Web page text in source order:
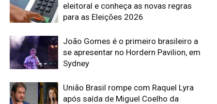
eleitoral e conheça as novas regras
para as Eleições 2026
João Gomes é o primeiro brasileiro a
se apresentar no Hordern Pavilion, em
Sydney
União Brasil rompe com Raquel Lyra
após saída de Miguel Coelho da